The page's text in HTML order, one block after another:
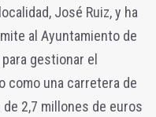
José Ruiz, y ha
al Ayuntamiento de
gestionar el
como una carretera de
2,7 millones de euros